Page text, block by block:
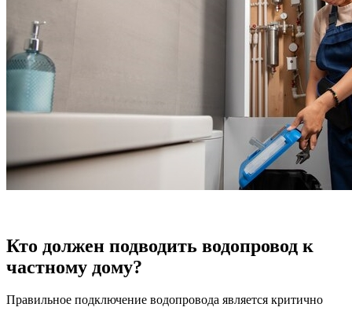
Кто должен подводить водопровод к
частному дому?
Правильное подключение водопровода является критично